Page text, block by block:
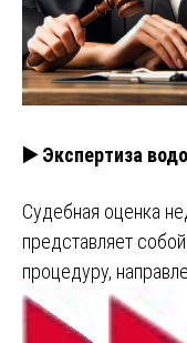
▶️ Экспертиза
Судебная оценка
представляет
процедуру,